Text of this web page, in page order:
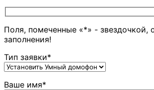
Поля, помеченные «*» - звездочкой,
заполнения!
Тип заявки*
Ваше имя*